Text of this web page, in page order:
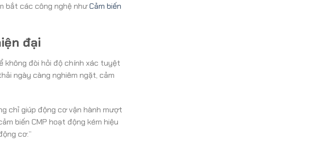
bắt các công nghệ nhưCảm biến
đại
không đòi hỏi độ chính xác tuyệt
ngày càng nghiêm ngặt, cảm
chỉ giúp động cơ vận hành mượt
biến CMP hoạt động kém hiệu
cơ.”